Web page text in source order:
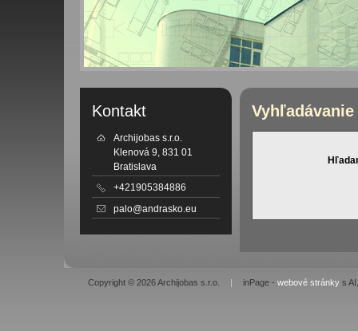
Vyhľadávanie
Kontakt
Archijobas s.r.o.
Klenová 9, 831 01
Bratislava
+421905384886
palo@andrasko.eu
Copyright © 2026 Archijobas s.r.o. inPage - webové stránky s